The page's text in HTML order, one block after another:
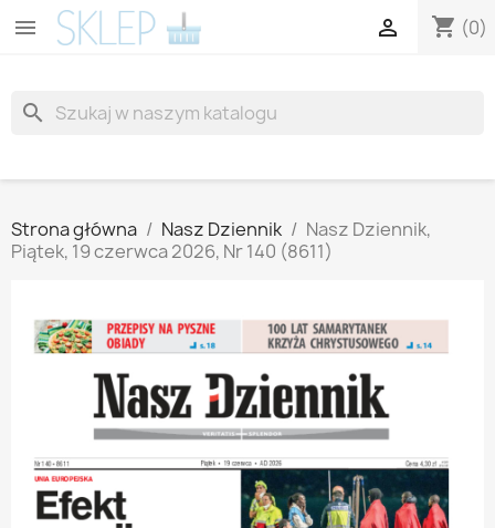
 shopping_cart (0)

search
Strona główna Nasz Dziennik
Nasz Dziennik,
Piątek, 19 czerwca 2026, Nr 140 (8611)